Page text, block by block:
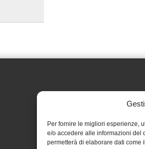
Per fornire le migliori esperienze,
e/o accedere alle informazioni del
permetterà di elaborare dati come